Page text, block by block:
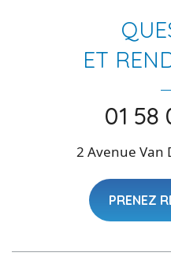
ET
01 58
2 Avenue Van
PRENEZ